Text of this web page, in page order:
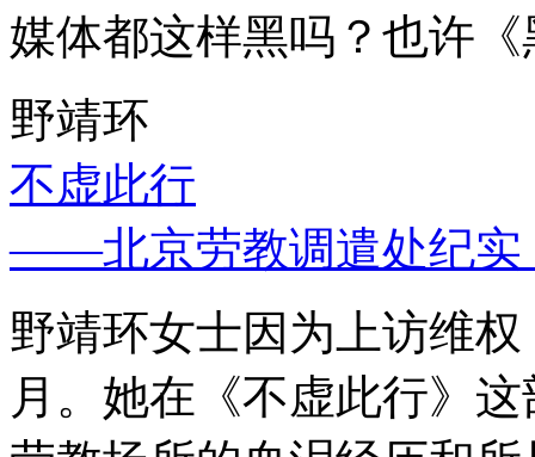
媒体都这样黑吗？也许
野靖环
不虚此行
——北京劳教调遣处纪实
野靖环女士因为上访维
月。她在《不虚此行》